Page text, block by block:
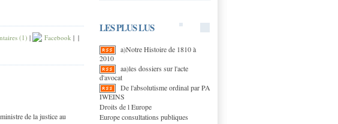
LES PLUS LUS
a)Notre Histoire de 1810 à
2010
aa)les dossiers sur l'acte
d'avocat
De l'absolutisme ordinal par PA
IWEINS
Droits de l Europe
Europe consultations publiques
(1) | Facebook | |
de la justice au